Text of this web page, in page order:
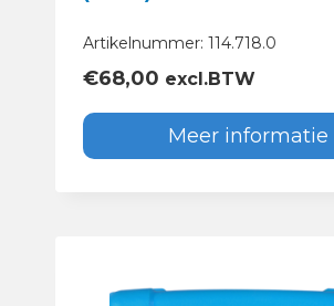
Artikelnummer: 114.718.0
€68,00 excl.BTW
Meer informatie